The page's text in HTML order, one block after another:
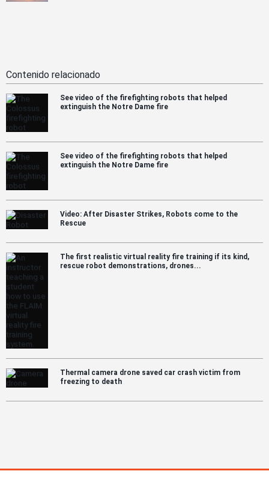
Contenido relacionado
See video of the firefighting robots that helped
extinguish the Notre Dame fire
See video of the firefighting robots that helped
extinguish the Notre Dame fire
Video: After Disaster Strikes, Robots come to the
Rescue
The first realistic virtual reality fire training if its kind,
rescue robot demonstrations, drones...
Thermal camera drone saved car crash victim from
freezing to death